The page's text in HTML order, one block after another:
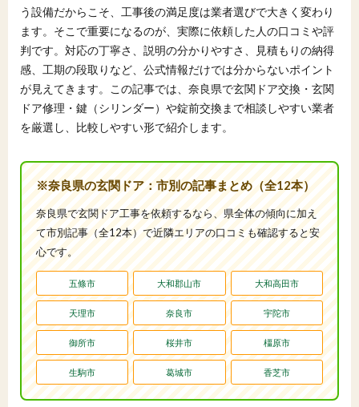
う設備だからこそ、工事後の満足度は業者選びで大きく変わり
ます。そこで重要になるのが、実際に依頼した人の口コミや評
判です。対応の丁寧さ、説明の分かりやすさ、見積もりの納得
感、工期の段取りなど、公式情報だけでは分からないポイント
が見えてきます。この記事では、奈良県で玄関ドア交換・玄関
ドア修理・鍵（シリンダー）や錠前交換まで相談しやすい業者
を厳選し、比較しやすい形で紹介します。
※奈良県の玄関ドア：市別の記事まとめ（全12本）
奈良県で玄関ドア工事を依頼するなら、県全体の傾向に加え
て市別記事（全12本）で近隣エリアの口コミも確認すると安
心です。
五條市 大和郡山市 大和高田市
天理市 奈良市 宇陀市
御所市 桜井市 橿原市
生駒市 葛城市 香芝市